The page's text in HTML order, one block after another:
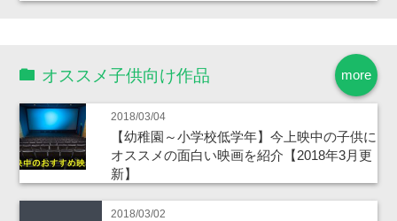
more
オススメ子供向け作品
2018/03/04
【幼稚園～小学校低学年】今上映中の子供に
オススメの面白い映画を紹介【2018年3月更
新】
2018/03/02